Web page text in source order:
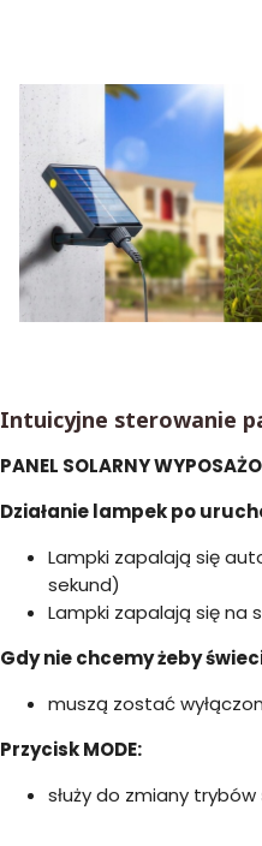
Intuicyjne sterowanie
PANEL SOLARNY
Działanie lampek po
Lampki zapalają się
sekund)
Lampki zapalają się na
Gdy nie chcemy żeby
muszą zostać
Przycisk MODE:
służy do zmiany